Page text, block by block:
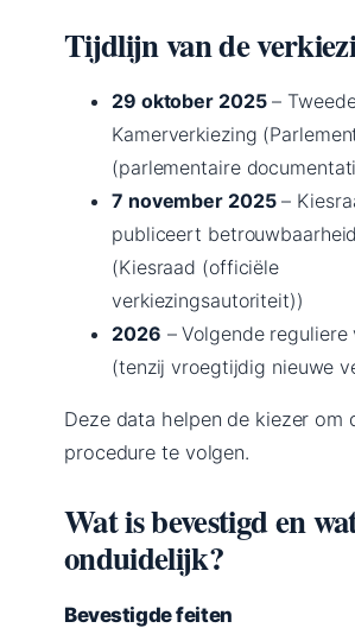
Tijdlijn van de
29 oktober 2025–
Kamerverkiezing
(parlementaire
7 november 2025–
publiceert
(Kiesraad (officiële
verkiezingsautoriteit))
2026 – Volgende reguliere
(tenzij vroegtijdig nieuwe
Deze data helpen de kiezer om
procedure te volgen.
Wat is bevestigd en
onduidelijk?
Bevestigde feiten